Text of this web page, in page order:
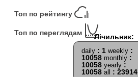
Топ по рейтингу
Топ по переглядам
daily : 1 weekly :
10058 monthly :
10058 yearly :
10058 all : 23914